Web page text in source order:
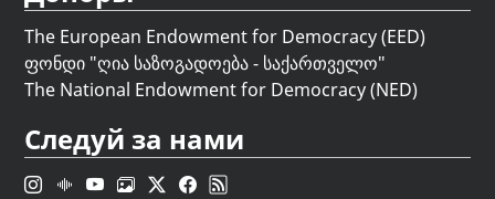
The European Endowment for Democracy (EED)
ფონდი "ღია საზოგადოება - საქართველო"
The National Endowment for Democracy (NED)
Следуй за нами